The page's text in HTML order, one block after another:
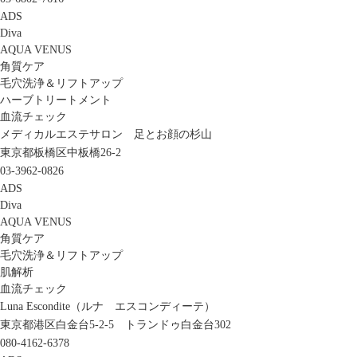
ADS
Diva
AQUA VENUS
角質ケア
毛穴洗浄＆リフトアップ
ハーブトリートメント
血流チェック
メディカルエステサロン 足とお顔の杉山
東京都板橋区中板橋26-2
03-3962-0826
ADS
Diva
AQUA VENUS
角質ケア
毛穴洗浄＆リフトアップ
肌解析
血流チェック
Luna Escondite（ルナ エスコンディーテ）
東京都港区白金台5-2-5 トランドゥ白金台302
080-4162-6378